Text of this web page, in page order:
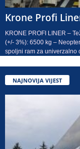
Krone Profi
KRONE PROFI LINER –
(+/- 3%): 6500 kg –
spoljni ram za univerzalno
NAJNOVIJA VIJEST